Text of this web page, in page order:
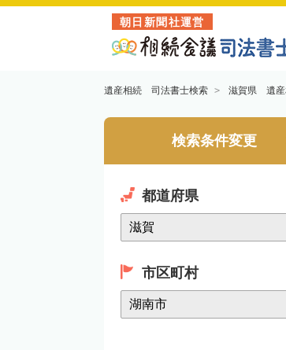
朝日新聞社運営
遺産相続 司法書士検索 滋賀県 遺
検索条件変更
都道府県
市区町村